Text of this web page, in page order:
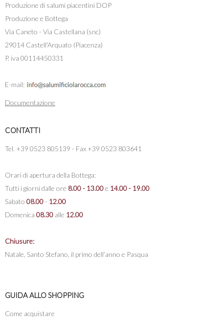
Produzione di salumi piacentini DOP
Produzione e Bottega
Via Caneto - Via Castellana (snc)
29014 Castell'Arquato (Piacenza)
P. iva 00114450331
E-mail:
Documentazione
CONTATTI
Tel. +39 0523 805139 - Fax +39 0523 803641
Orari di apertura della Bottega:
Tutti i giorni dalle ore 8.00 - 13.00e 14.00 - 19.00
Sabato 08.00- 12.00
Domenica 08.30 alle 12.00
Chiusure:
Natale, Santo Stefano, il primo dell’anno e Pasqua
GUIDA ALLO SHOPPING
Come acquistare